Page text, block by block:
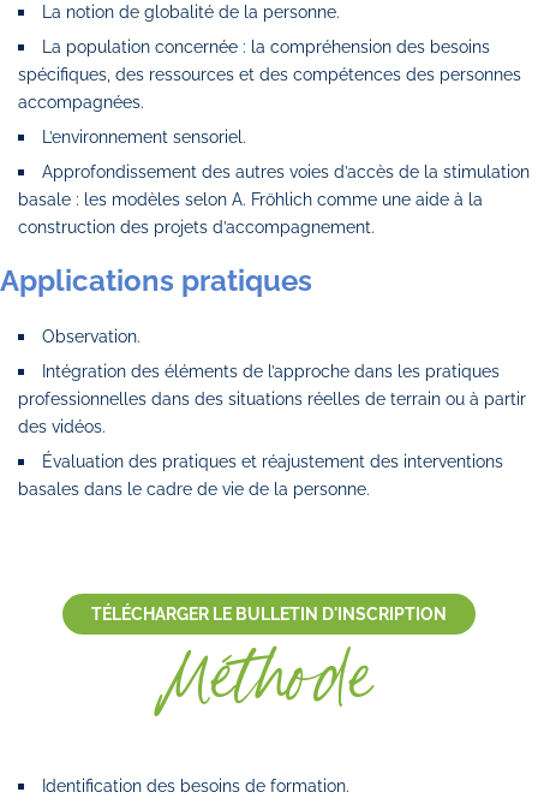
La notion de globalité de la personne.
La population concernée : la compréhension des besoins
spécifiques, des ressources et des compétences des personnes
accompagnées.
L’environnement sensoriel.
Approfondissement des autres voies d’accès de la stimulation
basale : les modèles selon A. Fröhlich comme une aide à la
construction des projets d’accompagnement.
Applications pratiques
Observation.
Intégration des éléments de l’approche dans les pratiques
professionnelles dans des situations réelles de terrain ou à partir
des vidéos.
Évaluation des pratiques et réajustement des interventions
basales dans le cadre de vie de la personne.
TÉLÉCHARGER LE BULLETIN D'INSCRIPTION
Méthode
Identification des besoins de formation.